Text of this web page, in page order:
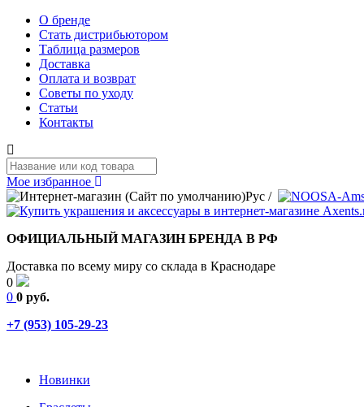
О бренде
Стать дистрибьютором
Таблица размеров
Доставка
Оплата и возврат
Советы по уходу
Статьи
Контакты
Мое избранное
Рус /
ОФИЦИАЛЬНЫЙ МАГАЗИН БРЕНДА В РФ
Доставка по всему миру со склада в Краснодаре
0
0 0 руб.
+7 (953) 105-29-23
Новинки